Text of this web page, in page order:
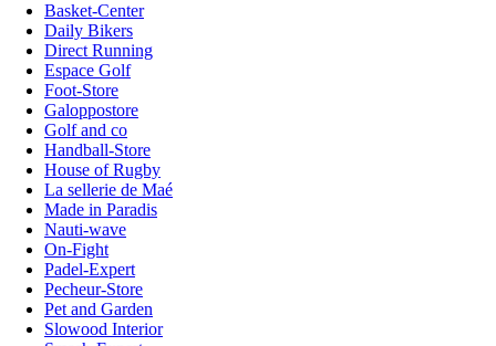
Basket-Center
Daily Bikers
Direct Running
Espace Golf
Foot-Store
Galoppostore
Golf and co
Handball-Store
House of Rugby
La sellerie de Maé
Made in Paradis
Nauti-wave
On-Fight
Padel-Expert
Pecheur-Store
Pet and Garden
Slowood Interior